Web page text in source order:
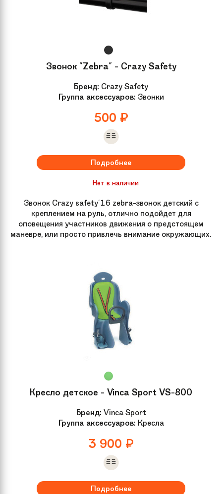
Звонок "Zebra" - Crazy Safety
Бренд: Crazy Safety
Группа аксессуаров: Звонки
500 ₽
Подробнее
Нет в наличии
Звонок Crazy safety'16 zebra-звонок детский с
креплением на руль, отлично подойдет для
оповещения участников движения о предстоящем
маневре, или просто привлечь внимание окружающих.
Кресло детское - Vinca Sport VS-800
Бренд: Vinca Sport
Группа аксессуаров: Кресла
3 900 ₽
Подробнее